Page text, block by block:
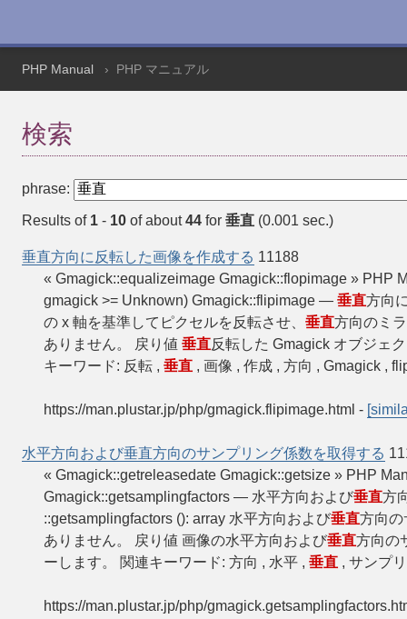
PHP Manual PHP マニュアル
検索
phrase:
Results of 1 - 10 of about44 for 垂直 (0.001 sec.)
垂直方向に反転した画像を作成する 11188
« Gmagick::equalizeimage Gmagick::flopimage » PHP
gmagick >= Unknown) Gmagick::flipimage — 垂直方向
の x 軸を基準してピクセルを反転させ、 垂直方向のミ
ありません。 戻り値 垂直反転した Gmagick オブジェ
キーワード: 反転 , 垂直 , 画像 , 作成 , 方向 , Gmagick ,
https://man.plustar.jp/php/gmagick.flipimage.html -
水平方向および垂直方向のサンプリング係数を取得する
« Gmagick::getreleasedate Gmagick::getsize » PHP
Gmagick::getsamplingfactors — 水平方向および垂直方
::getsamplingfactors (): array 水平方向および垂直方向の
ありません。 戻り値 画像の水平方向および垂直方向の
ーします。 関連キーワード: 方向 , 水平 , 垂直 , サンプ
https://man.plustar.jp/php/